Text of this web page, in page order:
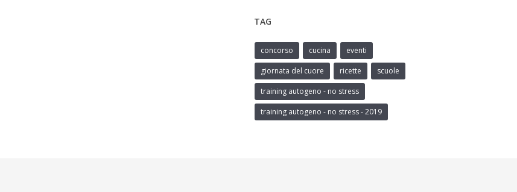
TAG
concorso cucina
eventi
giornata del cuore
ricette
scuole
training autogeno - no stress
training autogeno - no stress - 2019